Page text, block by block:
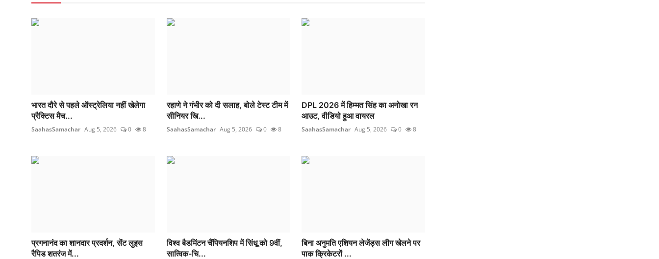
भारत दौरे से पहले ऑस्ट्रेलिया नहीं खेलेगा
प्रैक्टिस मैच...
SaahasSamachar Aug 5, 2026 0 8
रहाणे ने गंभीर को दी सलाह, बोले टेस्ट टीम में
सीनियर खि...
SaahasSamachar Aug 5, 2026 0 8
DPL 2026 में हिम्मत सिंह का अनोखा रन
आउट, वीडियो हुआ वायरल
SaahasSamachar Aug 5, 2026 0 8
प्रगनानंद का शानदार प्रदर्शन, सेंट लुइस
रैपिड शतरंज में...
विश्व बैडमिंटन चैंपियनशिप में सिंधू को 9वीं,
सात्विक-चि...
बिना अनुमति एशियन लेजेंड्स लीग खेलने पर
पाक क्रिकेटरों ...